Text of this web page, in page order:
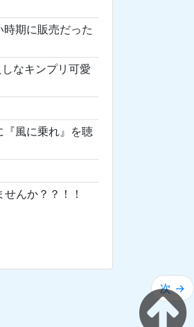
期に販売だった
なキンプリ可愛
風に乗れ』を聴
んか？？！！
次 →